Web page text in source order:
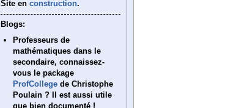
Site en construction.
Blogs:
Professeurs de
mathématiques dans le
secondaire, connaissez-
vous le package
ProfCollege de Christophe
Poulain ? Il est aussi utile
que bien documenté !